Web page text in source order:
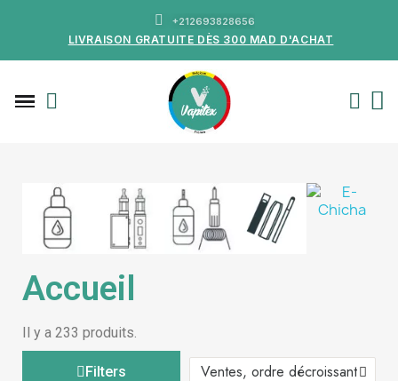
+212693828656
LIVRAISON GRATUITE DÈS 300 MAD D'ACHAT
Accueil
Il y a 233 produits.
Filters